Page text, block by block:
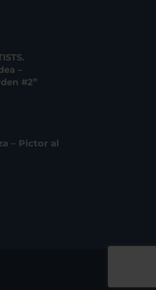
–
#2”
– Pictor al